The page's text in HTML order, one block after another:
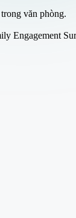
văn phòng.
Engagement